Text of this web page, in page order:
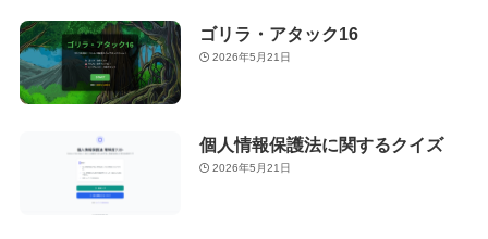
ゴリラ・アタック16
2026年5月21日
個人情報保護法に関するクイズ
2026年5月21日